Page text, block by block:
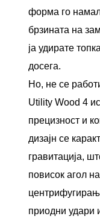
форма го
брзината на
ја удирате
досега.
Но, не се
Utility Wood 4
прецизност и
дизајн се
гравитација,
повисок агол
приодни удари